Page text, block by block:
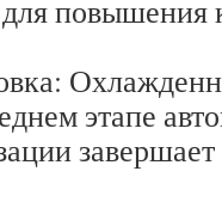
повышения
этапе